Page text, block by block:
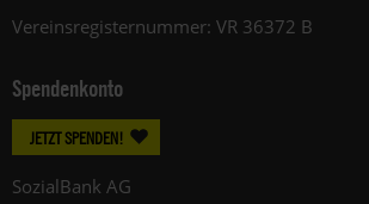
Vereinsregisternummer: VR 36372 B
Spendenkonto
JETZT SPENDEN!
SozialBank AG